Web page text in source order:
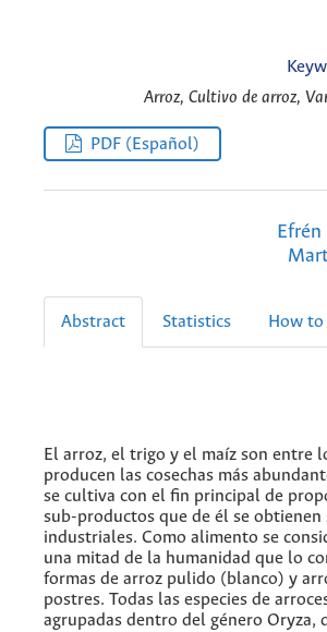
Arroz, Cultivo de arroz,
PDF (Español)
Efrén
Abstract Statistics How
El arroz, el trigo y el maíz son entre
producen las cosechas más
se cultiva con el fin principal de
sub-productos que de él se
industriales. Como alimento se
una mitad de la humanidad que lo
formas de arroz pulido (blanco) y
postres. Todas las especies de
agrupadas dentro del género Oryza,